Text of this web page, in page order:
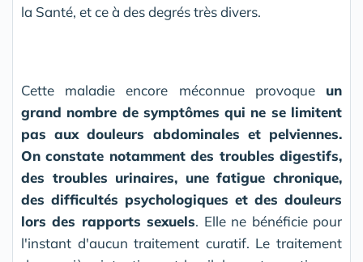
la Santé, et ce à des degrés très divers.
Cette maladie encore méconnue provoque un
grand nombre de symptômes qui ne se limitent
pas aux douleurs abdominales et pelviennes.
On constate notamment des troubles digestifs,
des troubles urinaires, une fatigue chronique,
des difficultés psychologiques et des douleurs
lors des rapports sexuels. Elle ne bénéficie pour
l'instant d'aucun traitement curatif. Le traitement